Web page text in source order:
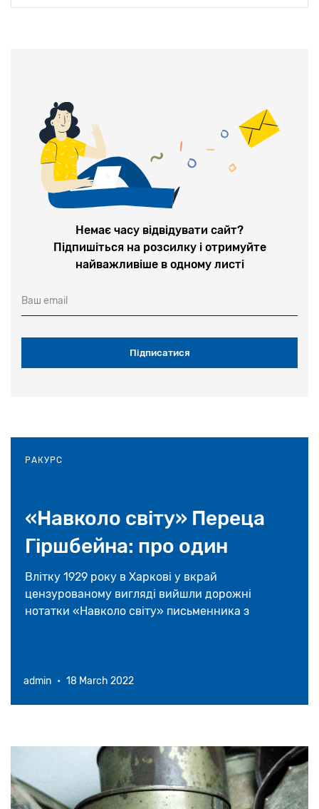
05 липня 2026
And News
28 червня 2026
1-2 липня у Києві відбудеться
конференція «Єврейська спадщина в
Україні: Досвід та перспективи
досліджень»
28 червня 2026
У Теплицькій громаді на Вінничині
ВЄК у Женеві
На Закарпатті відновлять унікальну
синагогу у селі Великі Ком’яти
23 квітня 2026
Немає часу відвідувати сайт?
Підпишіться на розсилку і отримуйте
найважливіше в одному листі
Ваш email
РАКУРС
«Навколо свiту» Переца
Гіршбейна: про один
«вільний» переклад з
їдишу на українську
Влітку 1929 року в Харкові у вкрай
цензурованому вигляді вийшли дорожні
нотатки «Навколо свiту» письменника з
admin • 18 March 2022